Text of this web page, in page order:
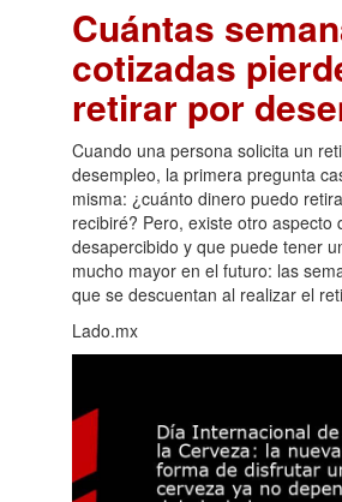
Cuántas
cotizadas
retirar por
Cuando una persona solicita un
desempleo, la primera pregunta
misma: ¿cuánto dinero puedo
recibiré? Pero, existe otro aspecto
desapercibido y que puede tener
mucho mayor en el futuro: las
que se descuentan al realizar el
Lado.mx